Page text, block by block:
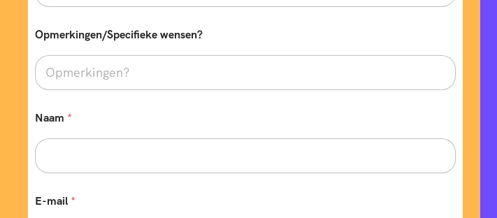
Opmerkingen/Specifieke wensen?
Naam *
E-mail *